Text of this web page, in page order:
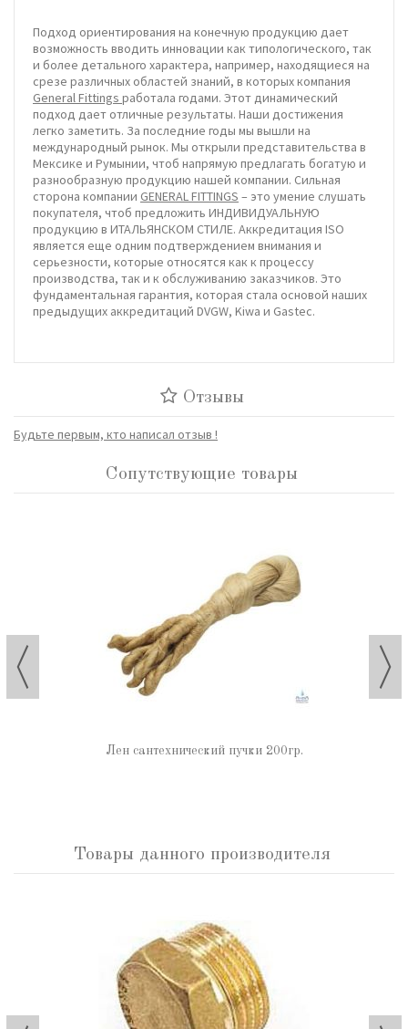
Подход ориентирования на конечную продукцию дает
возможность вводить инновации как типологического, так
и более детального характера, например, находящиеся на
срезе различных областей знаний, в которых компания
General Fittings работала годами. Этот динамический
подход дает отличные результаты. Наши достижения
легко заметить. За последние годы мы вышли на
международный рынок. Мы открыли представительства в
Мексике и Румынии, чтоб напрямую предлагать богатую и
разнообразную продукцию нашей компании. Сильная
сторона компании GENERAL FITTINGS – это умение слушать
покупателя, чтоб предложить ИНДИВИДУАЛЬНУЮ
продукцию в ИТАЛЬЯНСКОМ СТИЛЕ. Аккредитация ISO
является еще одним подтверждением внимания и
серьезности, которые относятся как к процессу
производства, так и к обслуживанию заказчиков. Это
фундаментальная гарантия, которая стала основой наших
предыдущих аккредитаций DVGW, Kiwa и Gastec.
Отзывы
Будьте первым, кто написал отзыв !
Сопутствующие товары
Лен сантехнический пучки 200гр.
Товары данного производителя